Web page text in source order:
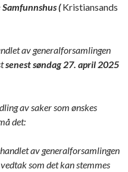
( Kristiansands
av generalforsamlingen
senest søndag 27. april 2025
av saker som ønskes
det:
av generalforsamlingen
som det kan stemmes